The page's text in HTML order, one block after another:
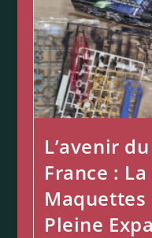
L’avenir
France :
Maquettes
Pleine